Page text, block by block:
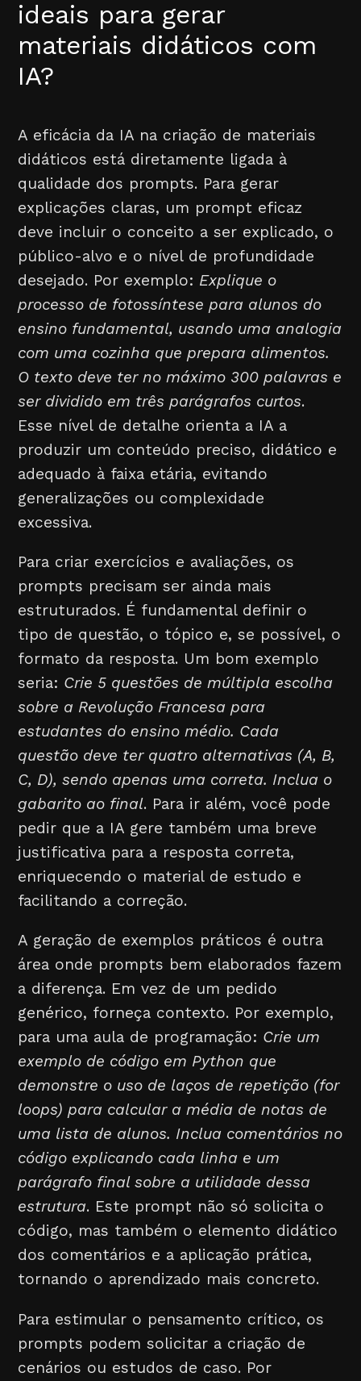
ideais para gerar
materiais didáticos com
IA?
A eficácia da IA na criação de materiais
didáticos está diretamente ligada à
qualidade dos prompts. Para gerar
explicações claras, um prompt eficaz
deve incluir o conceito a ser explicado, o
público-alvo e o nível de profundidade
desejado. Por exemplo: Explique o
processo de fotossíntese para alunos do
ensino fundamental, usando uma analogia
com uma cozinha que prepara alimentos.
O texto deve ter no máximo 300 palavras e
ser dividido em três parágrafos curtos.
Esse nível de detalhe orienta a IA a
produzir um conteúdo preciso, didático e
adequado à faixa etária, evitando
generalizações ou complexidade
excessiva.
Para criar exercícios e avaliações, os
prompts precisam ser ainda mais
estruturados. É fundamental definir o
tipo de questão, o tópico e, se possível, o
formato da resposta. Um bom exemplo
seria: Crie 5 questões de múltipla escolha
sobre a Revolução Francesa para
estudantes do ensino médio. Cada
questão deve ter quatro alternativas (A, B,
C, D), sendo apenas uma correta. Inclua o
gabarito ao final. Para ir além, você pode
pedir que a IA gere também uma breve
justificativa para a resposta correta,
enriquecendo o material de estudo e
facilitando a correção.
A geração de exemplos práticos é outra
área onde prompts bem elaborados fazem
a diferença. Em vez de um pedido
genérico, forneça contexto. Por exemplo,
para uma aula de programação: Crie um
exemplo de código em Python que
demonstre o uso de laços de repetição (for
loops) para calcular a média de notas de
uma lista de alunos. Inclua comentários no
código explicando cada linha e um
parágrafo final sobre a utilidade dessa
estrutura. Este prompt não só solicita o
código, mas também o elemento didático
dos comentários e a aplicação prática,
tornando o aprendizado mais concreto.
Para estimular o pensamento crítico, os
prompts podem solicitar a criação de
cenários ou estudos de caso. Por